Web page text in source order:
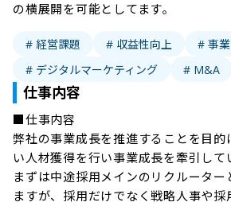
の横展開を可能としてます。
# 経営課題 # 収益性向上 # 事
# デジタルマーケティング
# M&A
仕事内容
■仕事内容
弊社の事業成長を推進することを目的
い人材獲得を行い事業成長を牽引して
まずは中途採用メインのリクルーター
ますが、採用だけでなく戦略人事や採